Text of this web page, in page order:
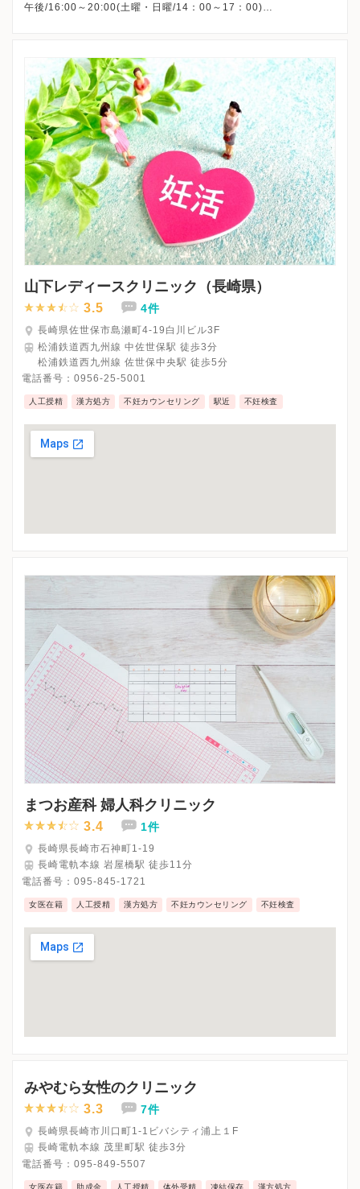
午後/16:00～20:00(土曜・日曜/14：00～17：00)
山下レディースクリニック（長崎県）
3.5 4件
長崎県佐世保市島瀬町4-19白川ビル3F
松浦鉄道西九州線 中佐世保駅 徒歩3分
松浦鉄道西九州線 佐世保中央駅 徒歩5分
電話番号： 0956-25-5001
人工授精 漢方処方 不妊カウンセリング 駅近 不妊検査
まつお産科 婦人科クリニック
3.4 1件
長崎県長崎市石神町1-19
長崎電軌本線 岩屋橋駅 徒歩11分
電話番号： 095-845-1721
女医在籍 人工授精 漢方処方 不妊カウンセリング 不妊検査
みやむら女性のクリニック
3.3 7件
長崎県長崎市川口町1-1ビバシティ浦上１F
長崎電軌本線 茂里町駅 徒歩3分
電話番号： 095-849-5507
女医在籍 助成金 人工授精 体外受精 凍結保存 漢方処方